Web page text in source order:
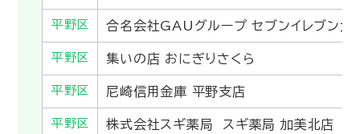
平野区 合名会社GAUグループ セブンイレブン大
平野区 集いの店 おにぎりさくら
平野区 尼崎信用金庫 平野支店
平野区 株式会社スギ薬局 スギ薬局 加美北店